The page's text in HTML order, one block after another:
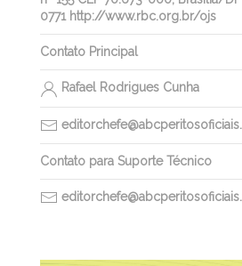
0771 http://www.rbc.org.br/ojs
Contato Principal
Rafael Rodrigues Cunha
Contato para Suporte Técnico